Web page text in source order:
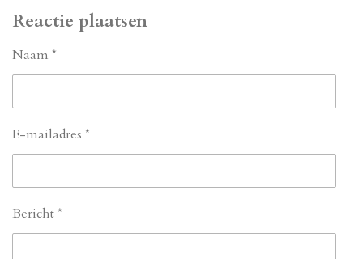
e
n
l
r
e
e
n
Reactie plaatsen
Naam *
E-mailadres *
Bericht *